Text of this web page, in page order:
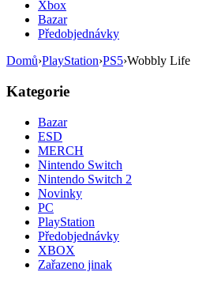
Xbox
Bazar
Předobjednávky
Domů›PlayStation›PS5›Wobbly Life
Kategorie
Bazar
ESD
MERCH
Nintendo Switch
Nintendo Switch 2
Novinky
PC
PlayStation
Předobjednávky
XBOX
Zařazeno jinak